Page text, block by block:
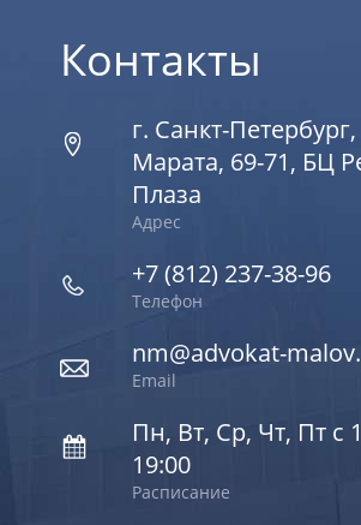
Контакты
г. Санкт-Петербург,
Марата, 69-71, БЦ
Плаза
Адрес
+7 (812) 237-38-96
Телефон
nm@advokat-
Email
Пн, Вт, Ср, Чт, Пт с
19:00
Расписание